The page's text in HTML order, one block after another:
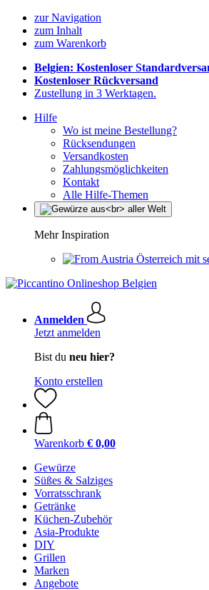
zur Navigation
zum Inhalt
zum Warenkorb
Belgien: Kostenloser
Kostenloser Rückversand
Zustellung in 3 Werktagen.
Hilfe
Wo ist meine Bestellung?
Rücksendungen
Versandkosten
Zahlungsmöglichkeiten
Kontakt
Alle Hilfe-Themen
Mehr Inspiration
Österreich mit
Anmelden
Jetzt anmelden
Bist du neu hier?
Konto erstellen
Warenkorb € 0,00
Gewürze
Süßes & Salziges
Vorratsschrank
Getränke
Küchen-Zubehör
Asia-Produkte
DIY
Grillen
Marken
Angebote